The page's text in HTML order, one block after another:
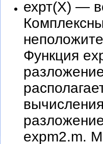
ехрт(Х) —
Функция
expm2.m.